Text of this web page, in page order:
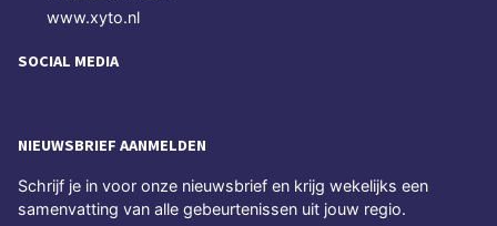
www.xyto.nl
SOCIAL MEDIA
NIEUWSBRIEF AANMELDEN
Schrijf je in voor onze nieuwsbrief en krijg wekelijks een
samenvatting van alle gebeurtenissen uit jouw regio.